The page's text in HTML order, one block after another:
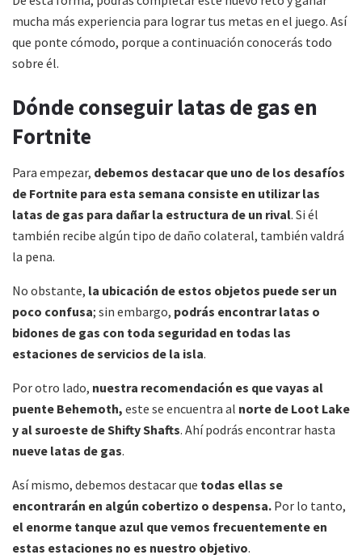
mucha más experiencia para lograr tus metas en el juego. Así
que ponte cómodo, porque a continuación conocerás todo
sobre él.
Dónde conseguir latas de gas en
Fortnite
Para empezar, debemos destacar que uno de los desafíos
de Fortnite para esta semana consiste en utilizar las
latas de gas para dañar la estructura de un rival. Si él
también recibe algún tipo de daño colateral, también valdrá
la pena.
No obstante, la ubicación de estos objetos puede ser un
poco confusa; sin embargo, podrás encontrar latas o
bidones de gas con toda seguridad en todas las
estaciones de servicios de la isla.
Por otro lado, nuestra recomendación es que vayas al
puente Behemoth, este se encuentra al norte de Loot Lake
y al suroeste de Shifty Shafts. Ahí podrás encontrar hasta
nueve latas de gas.
Así mismo, debemos destacar que todas ellas se
encontrarán en algún cobertizo o despensa. Por lo tanto,
el enorme tanque azul que vemos frecuentemente en
estas estaciones no es nuestro objetivo.